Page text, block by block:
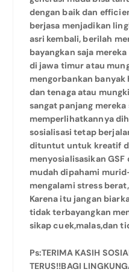
dengan baik dan
berjasa menjadikan
asri kembali, berilah
bayangkan saja
di jawa timur atau
mengorbankan
dan tenaga atau
sangat panjang
memperlihatkannya
sosialisasi tetap
dituntut untuk kreatif
menyosialisasikan GSF
mudah dipahami
mengalami stress
Karena itu jangan
tidak terbayangkan
sikap cuek,malas,dan
Ps:TERIMA KASIH
TERUS!!BAGI